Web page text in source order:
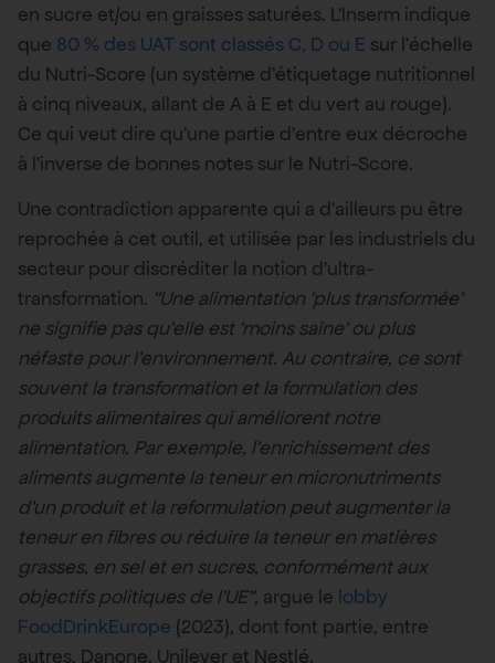
en sucre et/ou en graisses saturées. L’Inserm indique
que 80 % des UAT sont classés C, D ou E sur l’échelle
du Nutri-Score (un système d’étiquetage nutritionnel
à cinq niveaux, allant de A à E et du vert au rouge).
Ce qui veut dire qu’une partie d’entre eux décroche
à l’inverse de bonnes notes sur le Nutri-Score.
Une contradiction apparente qui a d’ailleurs pu être
reprochée à cet outil, et utilisée par les industriels du
secteur pour discréditer la notion d’ultra-
transformation. “Une alimentation ‘plus transformée’
ne signifie pas qu’elle est ‘moins saine’ ou plus
néfaste pour l’environnement. Au contraire, ce sont
souvent la transformation et la formulation des
produits alimentaires qui améliorent notre
alimentation. Par exemple, l’enrichissement des
aliments augmente la teneur en micronutriments
d’un produit et la reformulation peut augmenter la
teneur en fibres ou réduire la teneur en matières
grasses, en sel et en sucres, conformément aux
objectifs politiques de l’UE”, argue le lobby
FoodDrinkEurope (2023), dont font partie, entre
autres, Danone, Unilever et Nestlé.